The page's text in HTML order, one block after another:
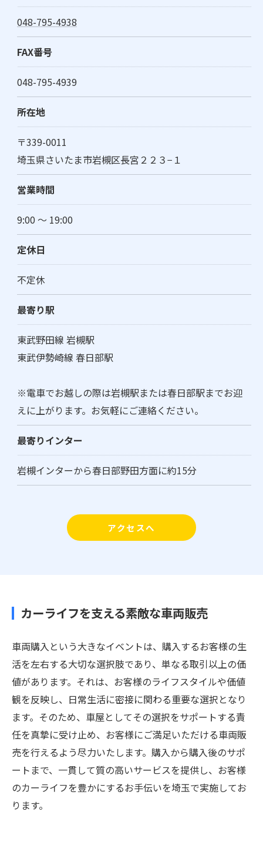
048-795-4938
FAX番号
048-795-4939
所在地
〒339-0011
埼玉県さいたま市岩槻区長宮２２３−１
営業時間
9:00 ～ 19:00
定休日
不定休
最寄り駅
東武野田線 岩槻駅
東武伊勢崎線 春日部駅
※電車でお越しの際は岩槻駅または春日部駅までお迎
えに上がります。お気軽にご連絡ください。
最寄りインター
岩槻インターから春日部野田方面に約15分
アクセスへ
カーライフを支える素敵な車両販売
車両購入という大きなイベントは、購入するお客様の生
活を左右する大切な選択肢であり、単なる取引以上の価
値があります。それは、お客様のライフスタイルや価値
観を反映し、日常生活に密接に関わる重要な選択となり
ます。そのため、車屋としてその選択をサポートする責
任を真摯に受け止め、お客様にご満足いただける車両販
売を行えるよう尽力いたします。購入から購入後のサポ
ートまで、一貫して質の高いサービスを提供し、お客様
のカーライフを豊かにするお手伝いを埼玉で実施してお
ります。